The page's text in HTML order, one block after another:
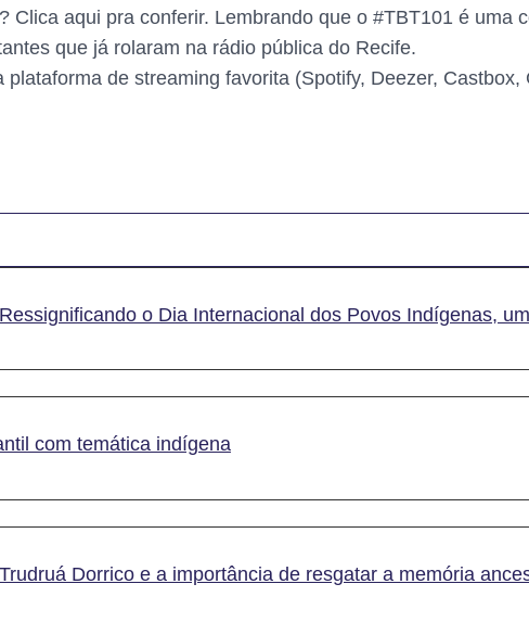
Clica aqui pra conferir. Lembrando que o #TBT101 é uma
que já rolaram na rádio pública do Recife.
de streaming favorita (Spotify, Deezer, Castbox,
o Dia Internacional dos Povos Indígenas,
com temática indígena
Dorrico e a importância de resgatar a memória